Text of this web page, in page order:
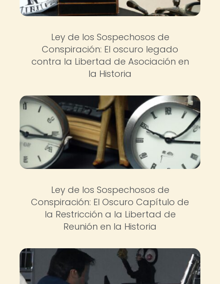
Ley de los Sospechosos de
Conspiración: El oscuro legado
contra la Libertad de Asociación en
la Historia
Ley de los Sospechosos de
Conspiración: El Oscuro Capítulo de
la Restricción a la Libertad de
Reunión en la Historia